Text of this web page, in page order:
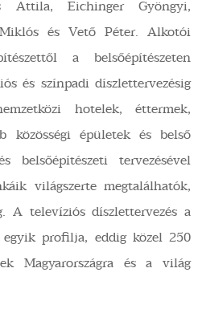
Attila, Eichinger Gyöngyi,
és Vető Péter. Alkotói
a belsőépítészeten
és színpadi díszlettervezésig
hotelek, éttermek,
közösségi épületek és belső
belsőépítészeti tervezésével
világszerte megtalálhatók,
A televíziós díszlettervezés a
profilja, eddig közel 250
Magyarországra és a világ